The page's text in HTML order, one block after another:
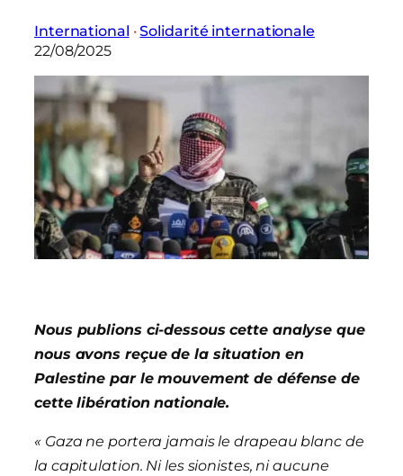
International · Solidarité internationale
22/08/2025
Nous publions ci-dessous cette analyse que
nous avons reçue de la situation en
Palestine par le mouvement de défense de
cette libération nationale.
« Gaza ne portera jamais le drapeau blanc de
la capitulation. Ni les sionistes, ni aucune